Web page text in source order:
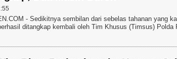
- Sedikitnya sembilan dari sebelas tahanan yang
ditangkap kembali oleh Tim Khusus (Timsus) Polda